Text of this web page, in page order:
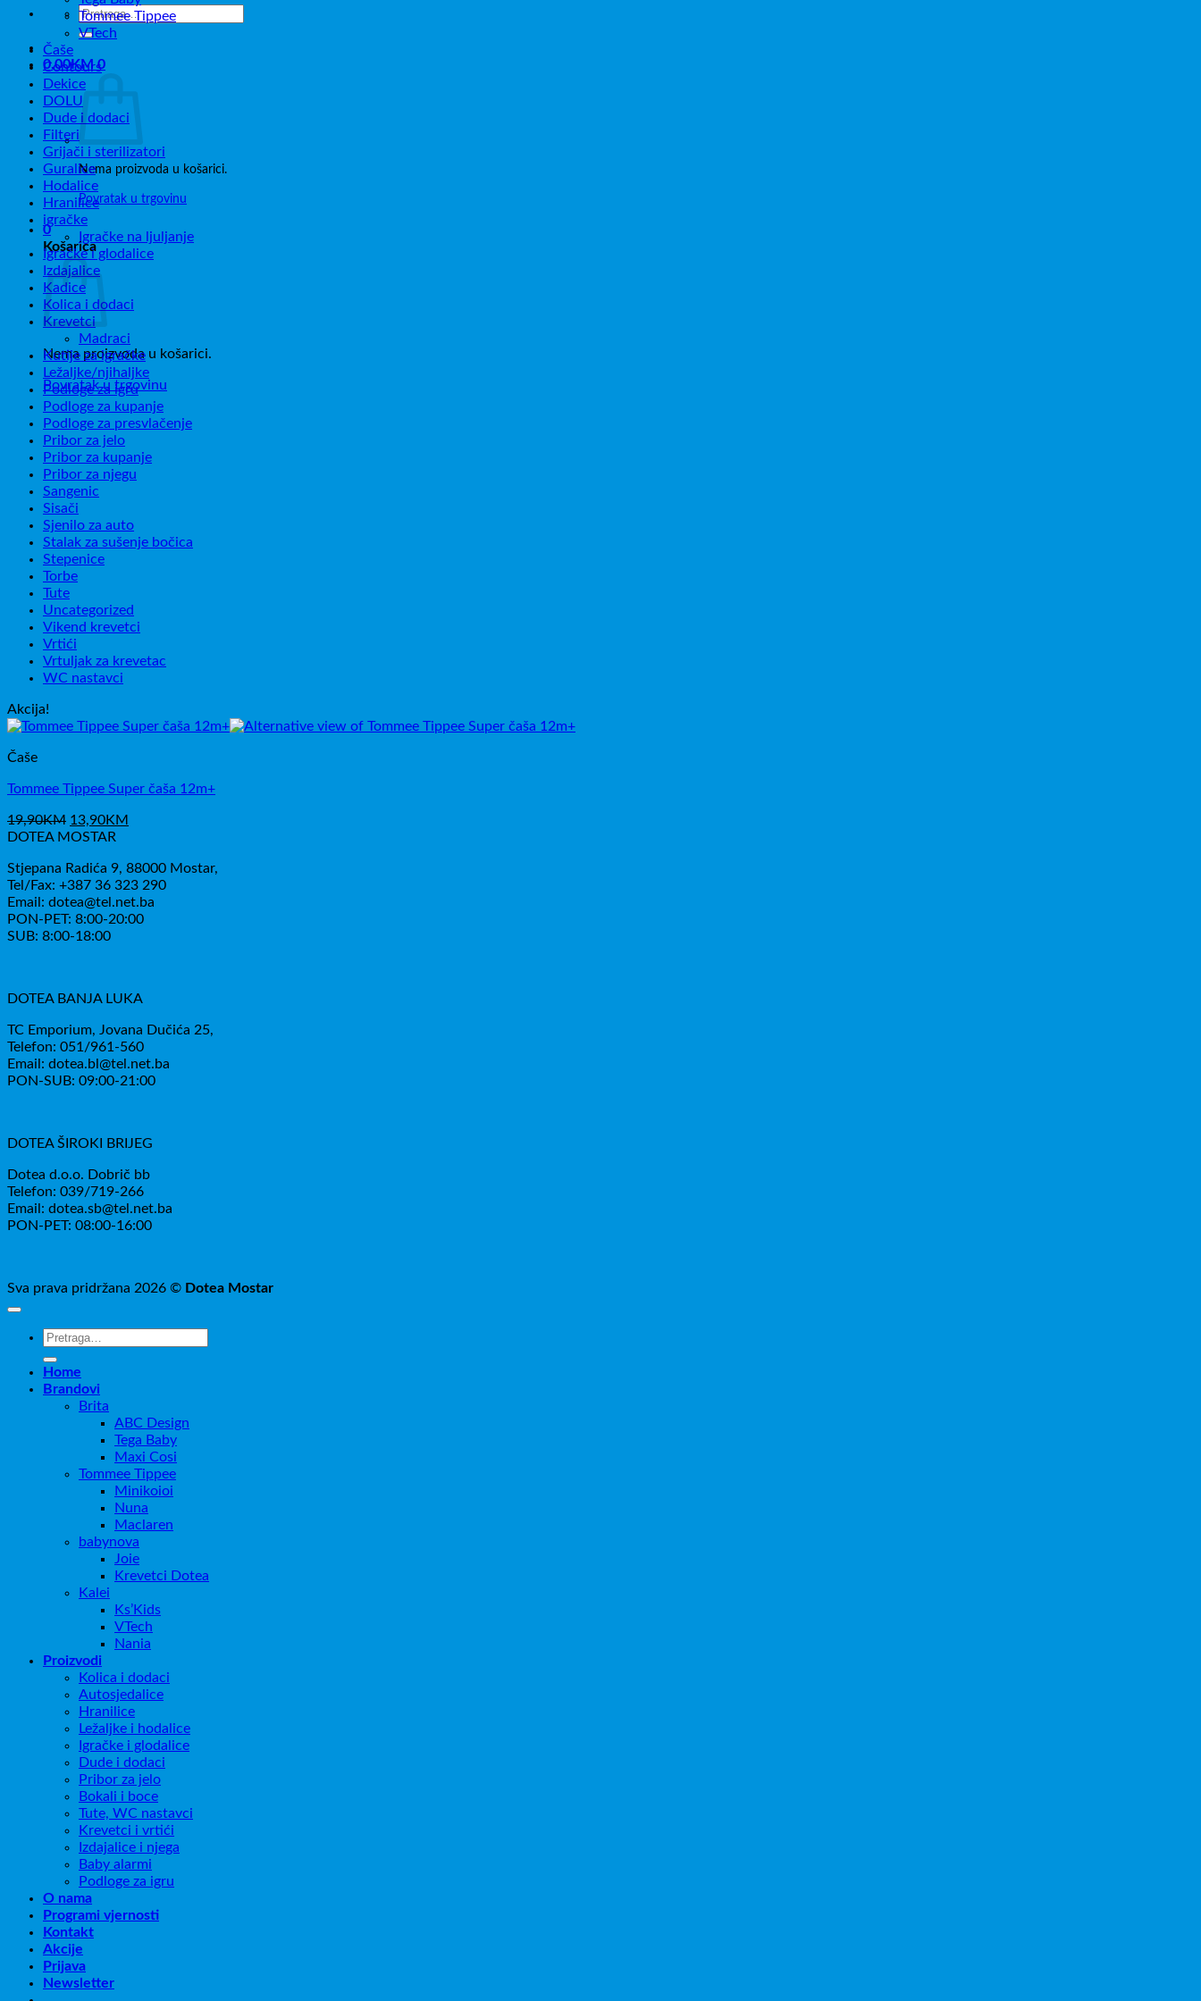
Pretraži:
0,00KM 0
Nema proizvoda u košarici.
Povratak u trgovinu
0
Košarica
Nema proizvoda u košarici.
Povratak u trgovinu
Tommee Tippee
VTech
Čaše
Contours
Dekice
DOLU
Dude i dodaci
Filteri
Grijači i sterilizatori
Guralice
Hodalice
Hranilice
igračke
Igračke na ljuljanje
Igračke i glodalice
Izdajalice
Kadice
Kolica i dodaci
Krevetci
Madraci
Kutije za igračke
Ležaljke/njihaljke
Podloge za igru
Podloge za kupanje
Podloge za presvlačenje
Pribor za jelo
Pribor za kupanje
Pribor za njegu
Sangenic
Sisači
Sjenilo za auto
Stalak za sušenje bočica
Stepenice
Torbe
Tute
Uncategorized
Vikend krevetci
Vrtići
Vrtuljak za krevetac
WC nastavci
Akcija!
Čaše
Tommee Tippee Super čaša 12m+
19,90KM Izvorna
cijena
je:
19,90KM.
13,90KM
13,90KM.
DOTEA MOSTAR
Stjepana Radića 9, 88000 Mostar,
Tel/Fax: +387 36 323 290
Email: dotea@tel.net.ba
PON-PET: 8:00-20:00
SUB: 8:00-18:00
DOTEA BANJA LUKA
TC Emporium, Jovana Dučića 25,
Telefon: 051/961-560
Email: dotea.bl@tel.net.ba
PON-SUB: 09:00-21:00
DOTEA ŠIROKI BRIJEG
Dotea d.o.o. Dobrič bb
Telefon: 039/719-266
Email: dotea.sb@tel.net.ba
PON-PET: 08:00-16:00
Sva prava pridržana 2026 © Dotea Mostar
Pretraži:
Home
Brandovi
Brita
ABC Design
Tega Baby
Maxi Cosi
Tommee Tippee
Minikoioi
Nuna
Maclaren
babynova
Joie
Krevetci Dotea
Kalei
Ks’Kids
VTech
Nania
Proizvodi
Kolica i dodaci
Autosjedalice
Hranilice
Ležaljke i hodalice
Igračke i glodalice
Dude i dodaci
Pribor za jelo
Bokali i boce
Tute, WC nastavci
Krevetci i vrtići
Izdajalice i njega
Baby alarmi
Podloge za igru
O nama
Programi vjernosti
Kontakt
Akcije
Prijava
Newsletter